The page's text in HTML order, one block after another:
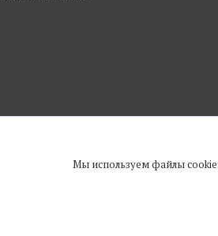
Мы используем файлы